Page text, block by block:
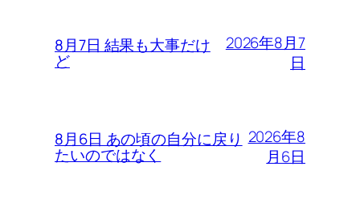
8月7日 結果も大事だけ
ど
2026年8月7
日
8月6日 あの頃の自分に戻り
たいのではなく
2026年8
月6日